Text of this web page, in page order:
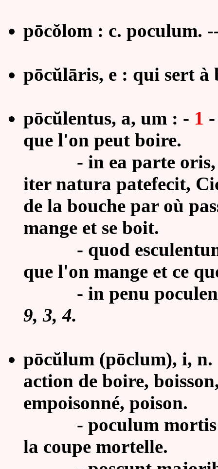
pōcŏlom : c. poculum.
pōcŭlāris, e : qui sert à
pōcŭlentus, a, um : - 1
que l'on peut boire.
- in ea parte oris,
iter natura patefecit,
de la bouche par où
mange et se boit.
- quod esculentum
que l'on mange et ce
- in penu
9, 3, 4.
pōcŭlum (pōclum), i,
action de boire,
empoisonné, poison.
- poculum
la coupe mortelle.